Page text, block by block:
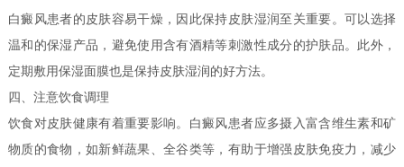
白癜风患者的皮肤容易干燥，因此保持皮肤湿润至关重要。可以选择
温和的保湿产品，避免使用含有酒精等刺激性成分的护肤品。此外，
定期敷用保湿面膜也是保持皮肤湿润的好方法。
四、注意饮食调理
饮食对皮肤健康有着重要影响。白癜风患者应多摄入富含维生素和矿
物质的食物，如新鲜蔬果、全谷类等，有助于增强皮肤免疫力，减少